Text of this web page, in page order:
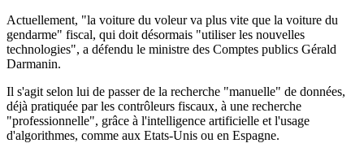
Actuellement, "la voiture du voleur va plus vite que la voiture du
gendarme" fiscal, qui doit désormais "utiliser les nouvelles
technologies", a défendu le ministre des Comptes publics Gérald
Darmanin.
Il s'agit selon lui de passer de la recherche "manuelle" de données,
déjà pratiquée par les contrôleurs fiscaux, à une recherche
"professionnelle", grâce à l'intelligence artificielle et l'usage
d'algorithmes, comme aux Etats-Unis ou en Espagne.